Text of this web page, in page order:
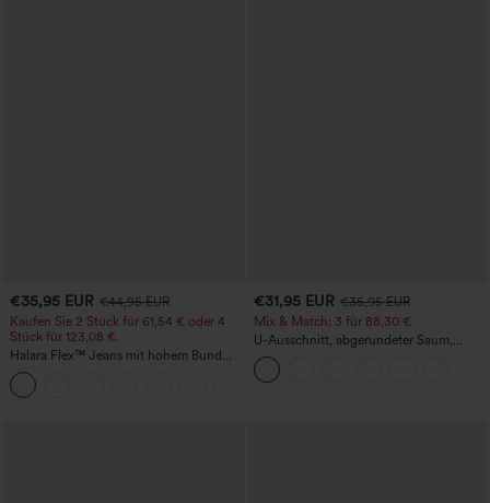
€35,95 EUR €44,95 EUR
Kaufen Sie 2 Stück für 61,54 € oder 4
Stück für 123,08 €.
Halara Flex™ Jeans mit hohem Bund
und Taschen, gewaschener, lässiger
Bootcut
€31,95 EUR €35,95 EUR
Mix & Match: 3 für 88,30 €
U-Ausschnitt, abgerundeter Saum,
InstantCool Yoga-Trägertop – UPF50+